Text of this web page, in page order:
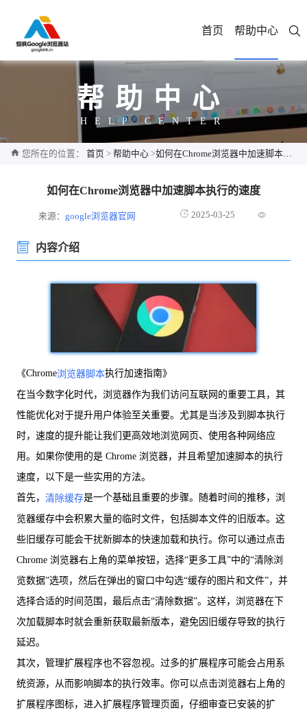
首页 帮助中心
帮助中心
HELP CENTER
您所在的位置： 首页 > 帮助中心 >如何在Chrome浏览器中加速脚本执行的速度
如何在Chrome浏览器中加速脚本执行的速度
来源：google浏览器官网 2025-03-25
内容介绍
《Chrome浏览器脚本执行加速指南》
在当今数字化时代，浏览器作为我们访问互联网的重要工具，其
性能优化对于提升用户体验至关重要。尤其是当涉及到脚本执行
时，速度的提升能让我们更高效地浏览网页、使用各种网络应
用。如果你使用的是 Chrome 浏览器，并且希望加速脚本的执行
速度，以下是一些实用的方法。
首先， 清除缓存是一个基础且重要的步骤。随着时间的推移，浏
览器缓存中会积累大量的临时文件，包括脚本文件的旧版本。这
些旧缓存可能会干扰新脚本的快速加载和执行。你可以通过点击
Chrome 浏览器右上角的菜单按钮，选择“更多工具”中的“清除浏
览数据”选项，然后在弹出的窗口中勾选“缓存的图片和文件”，并
选择合适的时间范围，最后点击“清除数据”。这样，浏览器在下
次加载脚本时就会重新获取最新版本，避免因旧缓存导致的执行
延迟。
其次，管理扩展程序也不容忽视。过多的扩展程序可能会占用系
统资源，从而影响脚本的执行效率。你可以点击浏览器右上角的
扩展程序图标，进入扩展程序管理页面，仔细审查已安装的扩